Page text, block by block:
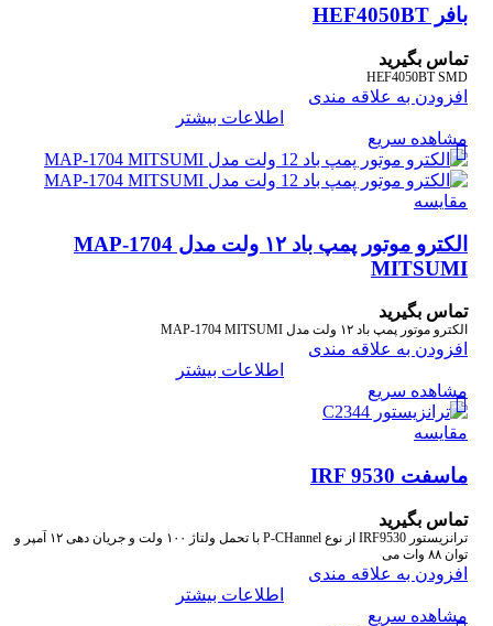
بافر HEF4050BT
تماس بگیرید
HEF4050BT SMD
افزودن به علاقه مندی
اطلاعات بیشتر
مشاهده سریع
مقایسه
الکترو موتور پمپ باد ۱۲ ولت مدل MAP-1704
MITSUMI
تماس بگیرید
الکترو موتور پمپ باد ۱۲ ولت مدل MAP-1704 MITSUMI
افزودن به علاقه مندی
اطلاعات بیشتر
مشاهده سریع
مقایسه
ماسفت IRF 9530
تماس بگیرید
ترانزیستور IRF9530 از نوع P-CHannel با تحمل ولتاژ ۱۰۰ ولت و جریان دهی ۱۲ آمپر و
توان ۸۸ وات می
افزودن به علاقه مندی
اطلاعات بیشتر
مشاهده سریع